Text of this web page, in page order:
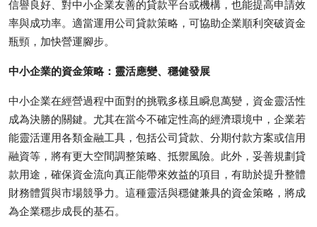
信譽良好、對中小企業友善的貸款平台或機構，也能提高申請效
率與成功率。適當運用公司貸款策略，可協助企業順利突破資金
瓶頸，加快營運腳步。
中小企業的資金策略：靈活應變、穩健發展
中小企業在經營過程中面對的挑戰多樣且瞬息萬變，資金靈活性
成為決勝的關鍵。尤其在當今不確定性高的經濟環境中，企業若
能靈活運用各類金融工具，包括公司貸款、分期付款方案或信用
融資等，將有更大空間調整策略、抵禦風險。此外，妥善規劃貸
款用途，確保資金流向真正能帶來效益的項目，有助於提升整體
財務體質與市場競爭力。這種靈活與穩健兼具的資金策略，將成
為企業穩步成長的基石。